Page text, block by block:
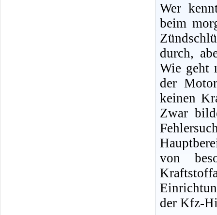
Wer
beim
durch,
Wie geht
der
keinen
Zwar
von
der Kfz-